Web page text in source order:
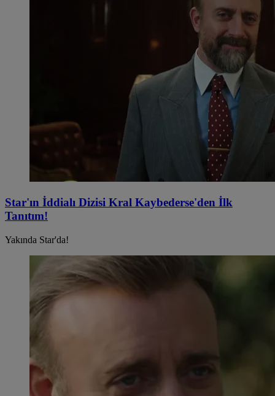
Star'ın İddialı Dizisi Kral Kaybederse'den İlk
Tanıtım!
Yakında Star'da!